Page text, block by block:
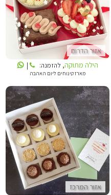
אזור הדרום
הילה מתוקה
הילה מתוקה, להזמנה: |
מארז קינוחים ליום האהבה
אזור המרכז
שולמית כהן